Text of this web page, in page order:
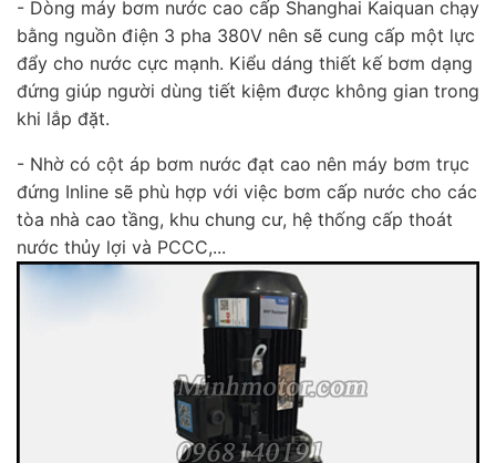
- Dòng máy bơm nước cao cấp Shanghai Kaiquan chạy
bằng nguồn điện 3 pha 380V nên sẽ cung cấp một lực
đẩy cho nước cực mạnh. Kiểu dáng thiết kế bơm dạng
đứng giúp người dùng tiết kiệm được không gian trong
khi lắp đặt.
- Nhờ có cột áp bơm nước đạt cao nên máy bơm trục
đứng Inline sẽ phù hợp với việc bơm cấp nước cho các
tòa nhà cao tầng, khu chung cư, hệ thống cấp thoát
nước thủy lợi và PCCC,...